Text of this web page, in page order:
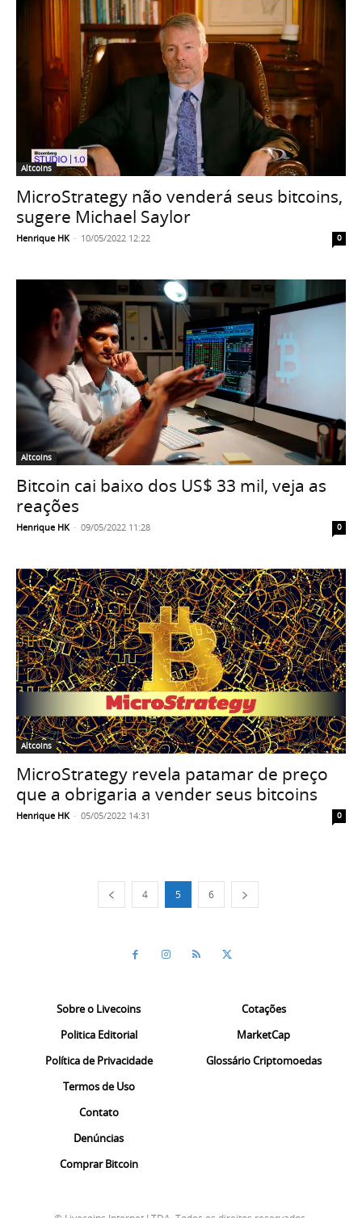
Altcoins
MicroStrategy não venderá seus bitcoins,
sugere Michael Saylor
Henrique HK - 10/05/2022 12:22 0
Altcoins
Bitcoin cai baixo dos US$ 33 mil, veja as
reações
Henrique HK - 09/05/2022 11:28 0
Altcoins
MicroStrategy revela patamar de preço
que a obrigaria a vender seus bitcoins
Henrique HK - 05/05/2022 14:31 0
4 5 6
Sobre o Livecoins
Politica Editorial
Política de Privacidade
Termos de Uso
Contato
Denúncias
Comprar Bitcoin
Cotações
MarketCap
Glossário Criptomoedas